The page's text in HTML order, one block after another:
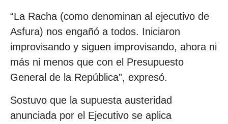
“La Racha (como denominan al ejecutivo de
Asfura) nos engañó a todos. Iniciaron
improvisando y siguen improvisando, ahora ni
más ni menos que con el Presupuesto
General de la República”, expresó.
Sostuvo que la supuesta austeridad
anunciada por el Ejecutivo se aplica